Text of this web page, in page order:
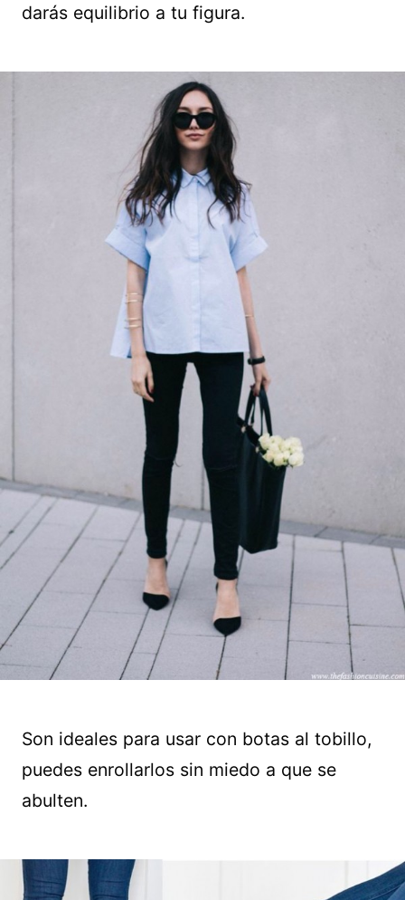
darás equilibrio a tu figura.
Son ideales para usar con botas al tobillo,
puedes enrollarlos sin miedo a que se
abulten.